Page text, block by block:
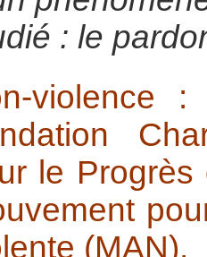
: le
violence
le Progrès
(MAN).